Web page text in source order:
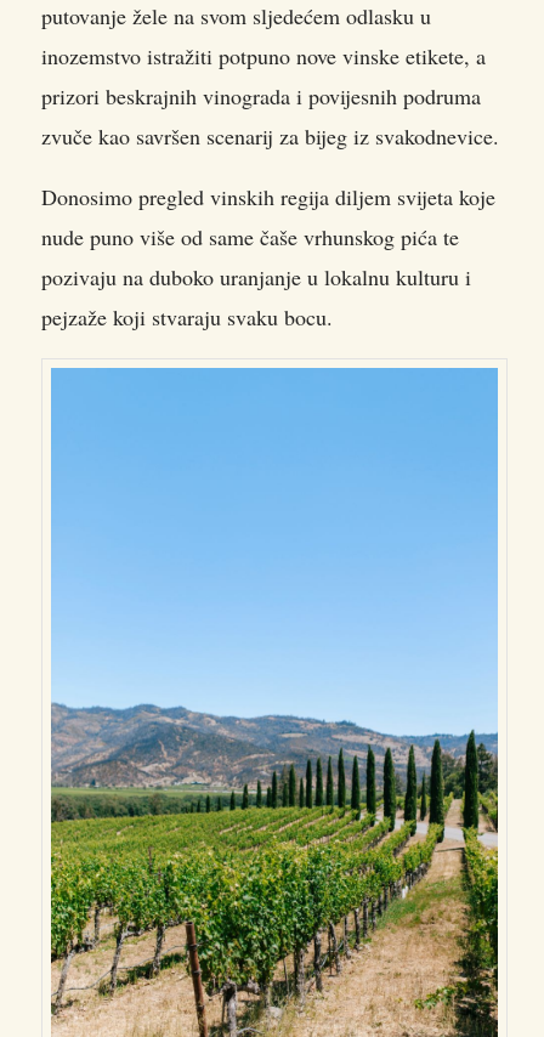
putovanje žele na svom sljedećem odlasku u
inozemstvo istražiti potpuno nove vinske etikete, a
prizori beskrajnih vinograda i povijesnih podruma
zvuče kao savršen scenarij za bijeg iz svakodnevice.
Donosimo pregled vinskih regija diljem svijeta koje
nude puno više od same čaše vrhunskog pića te
pozivaju na duboko uranjanje u lokalnu kulturu i
pejzaže koji stvaraju svaku bocu.